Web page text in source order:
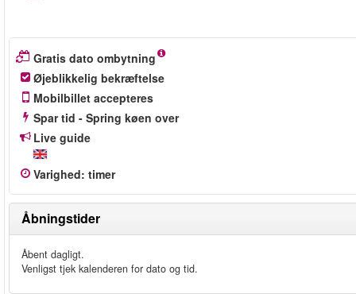
Gratis dato ombytning
Øjeblikkelig bekræftelse
Mobilbillet accepteres
Spar tid - Spring køen over
Live guide
Varighed: timer
Åbningstider
Åbent dagligt.
Venligst tjek kalenderen for dato og tid.